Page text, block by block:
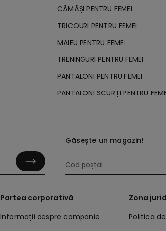
CĂMĂȘI PENTRU FEMEI
TRICOURI PENTRU FEMEI
MAIEU PENTRU FEMEI
TRENINGURI PENTRU FEMEI
PANTALONI PENTRU FEMEI
PANTALONI SCURȚI PENTRU
Găsește un magazin!
Partea corporativă
Informații despre companie
Zona
Politica